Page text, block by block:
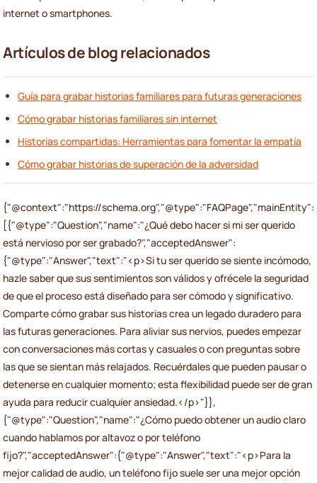
internet o smartphones.
Artículos de blog relacionados
Guía para grabar historias familiares para futuras generaciones
Cómo grabar historias familiares sin internet
Historias compartidas: Herramientas para fomentar la empatía
Cómo grabar historias de superación de la adversidad
{"@context":"https://schema.org","@type":"FAQPage","mainEntity":
[{"@type":"Question","name":"¿Qué debo hacer si mi ser querido
está nervioso por ser grabado?","acceptedAnswer":
{"@type":"Answer","text":"<p>Si tu ser querido se siente incómodo,
hazle saber que sus sentimientos son válidos y ofrécele la seguridad
de que el proceso está diseñado para ser cómodo y significativo.
Comparte cómo grabar sus historias crea un legado duradero para
las futuras generaciones. Para aliviar sus nervios, puedes empezar
con conversaciones más cortas y casuales o con preguntas sobre
las que se sientan más relajados. Recuérdales que pueden pausar o
detenerse en cualquier momento; esta flexibilidad puede ser de gran
ayuda para reducir cualquier ansiedad.</p>"}},
{"@type":"Question","name":"¿Cómo puedo obtener un audio claro
cuando hablamos por altavoz o por teléfono
fijo?","acceptedAnswer":{"@type":"Answer","text":"<p>Para la
mejor calidad de audio, un teléfono fijo suele ser una mejor opción